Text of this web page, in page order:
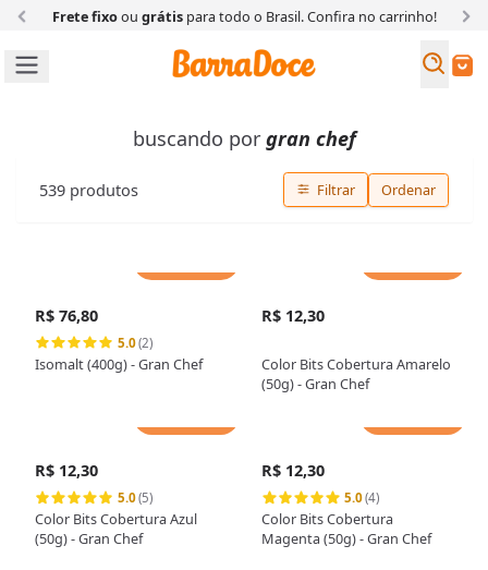
Frete fixoou grátispara todo o Brasil. Confira no carrinho!
Buscar
buscando porgran chef
539 produtos Filtrar Ordenar
R$ 76,80
5.0(2)
Isomalt (400g) - Gran Chef
R$ 12,30
Color Bits Cobertura Amarelo
(50g) - Gran Chef
R$ 12,30
5.0(5)
Color Bits Cobertura Azul
(50g) - Gran Chef
R$ 12,30
5.0(4)
Color Bits Cobertura
Magenta (50g) - Gran Chef